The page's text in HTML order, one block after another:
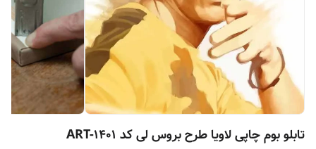
تابلو بوم چاپی لاویا طرح بروس لی کد ART-1401